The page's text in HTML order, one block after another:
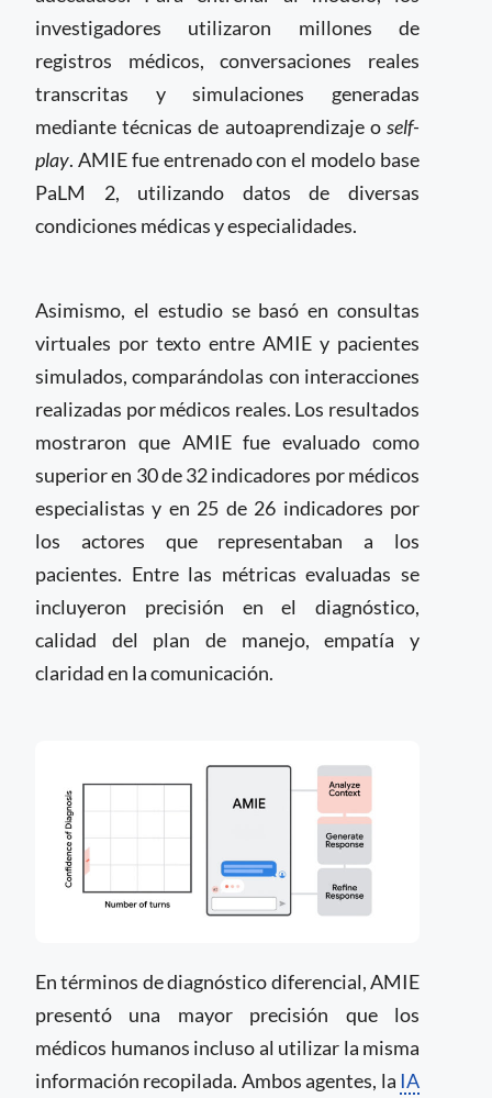
investigadores utilizaron millones de
registros médicos, conversaciones reales
transcritas y simulaciones generadas
mediante técnicas de autoaprendizaje o self-
play. AMIE fue entrenado con el modelo base
PaLM 2, utilizando datos de diversas
condiciones médicas y especialidades.
Asimismo, el estudio se basó en consultas
virtuales por texto entre AMIE y pacientes
simulados, comparándolas con interacciones
realizadas por médicos reales. Los resultados
mostraron que AMIE fue evaluado como
superior en 30 de 32 indicadores por médicos
especialistas y en 25 de 26 indicadores por
los actores que representaban a los
pacientes. Entre las métricas evaluadas se
incluyeron precisión en el diagnóstico,
calidad del plan de manejo, empatía y
claridad en la comunicación.
En términos de diagnóstico diferencial, AMIE
presentó una mayor precisión que los
médicos humanos incluso al utilizar la misma
información recopilada. Ambos agentes, la IA